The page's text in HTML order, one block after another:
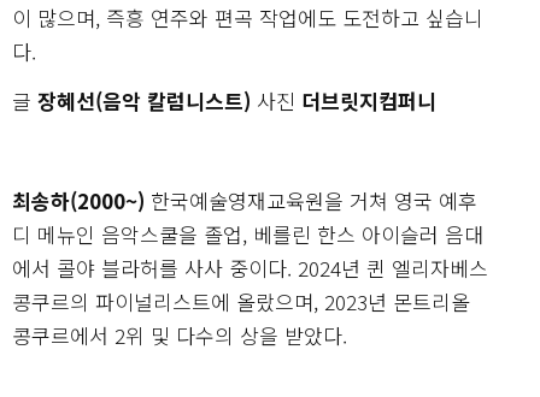
이 많으며, 즉흥 연주와 편곡 작업에도 도전하고 싶습니
다.
글 장혜선(음악 칼럼니스트) 사진 더브릿지컴퍼니
최송하(2000~) 한국예술영재교육원을 거쳐 영국 예후
디 메뉴인 음악스쿨을 졸업, 베를린 한스 아이슬러 음대
에서 콜야 블라허를 사사 중이다. 2024년 퀸 엘리자베스
콩쿠르의 파이널리스트에 올랐으며, 2023년 몬트리올
콩쿠르에서 2위 및 다수의 상을 받았다.